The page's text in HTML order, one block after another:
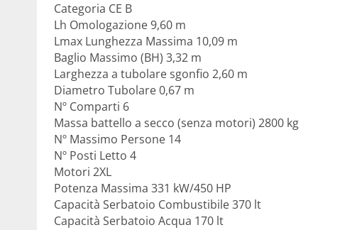
Categoria CE B
Lh Omologazione 9,60 m
Lmax Lunghezza Massima 10,09 m
Baglio Massimo (BH) 3,32 m
Larghezza a tubolare sgonfio 2,60 m
Diametro Tubolare 0,67 m
Nº Comparti 6
Massa battello a secco (senza motori) 2800 kg
Nº Massimo Persone 14
Nº Posti Letto 4
Motori 2XL
Potenza Massima 331 kW/450 HP
Capacità Serbatoio Combustibile 370 lt
Capacità Serbatoio Acqua 170 lt